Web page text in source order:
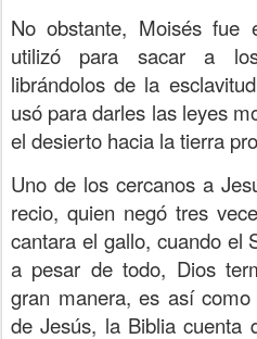
No obstante, Moisés fue
utilizó para sacar a
librándolos de la
usó para darles las leyes
el desierto hacia la tierra
Uno de los cercanos a
recio, quien negó tres
cantara el gallo, cuando el
a pesar de todo, Dios
gran manera, es así
de Jesús, la Biblia cuenta